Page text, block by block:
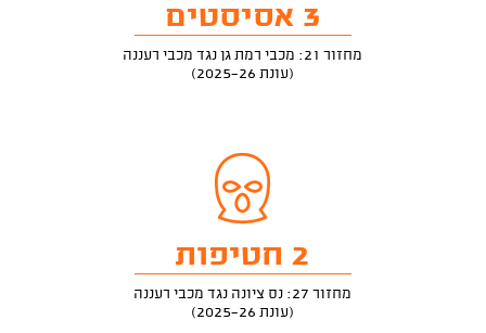
3 אסיסטים
מחזור 21: מכבי רמת גן נגד מכבי רעננה
(עונת 2025-26)
2 חטיפות
מחזור 27: נס ציונה נגד מכבי רעננה
(עונת 2025-26)